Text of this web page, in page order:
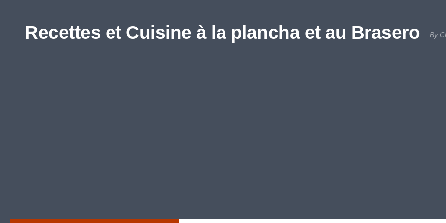
Recettes et Cuisine à la plancha et au Brasero By